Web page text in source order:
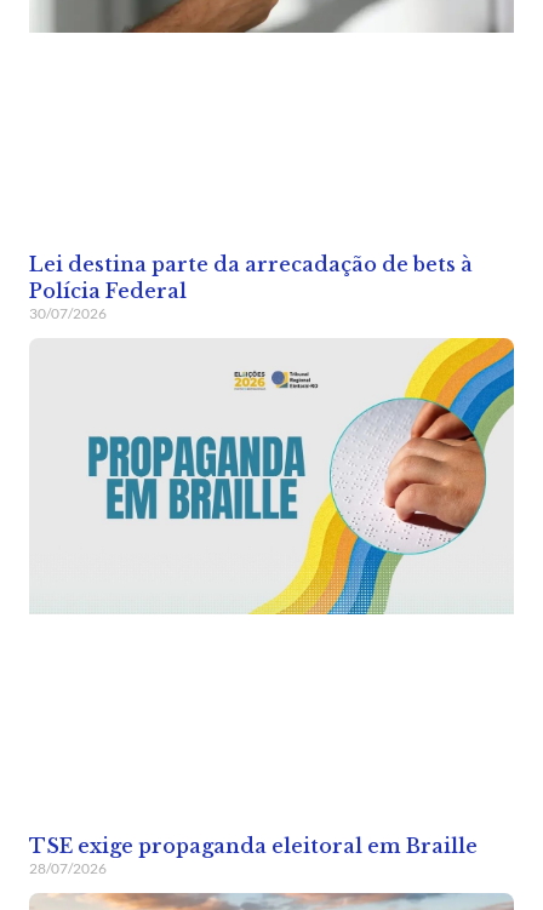
Lei destina parte da arrecadação de bets à
Polícia Federal
30/07/2026
TSE exige propaganda eleitoral em Braille
28/07/2026